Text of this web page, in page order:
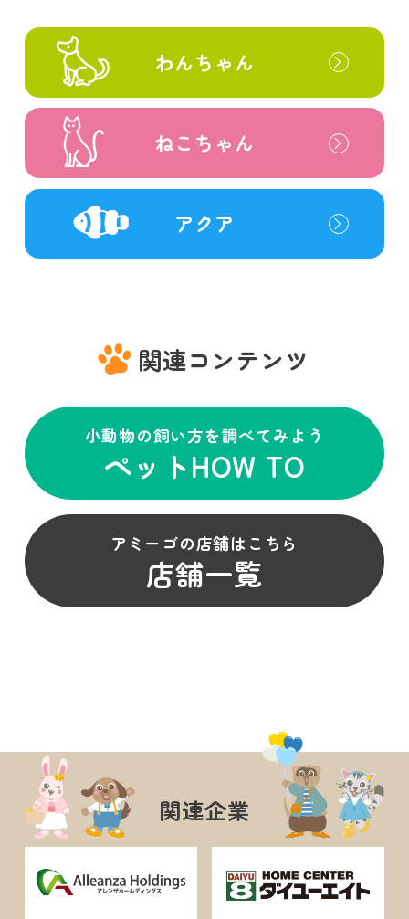
わんちゃん
ねこちゃん
アクア
関連コンテンツ
小動物の飼い方を調べてみよう
ペットHOW TO
アミーゴの店舗はこちら
店舗一覧
関連企業